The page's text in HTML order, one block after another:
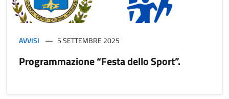
AVVISI 5 SETTEMBRE 2025
Programmazione “Festa dello Sport”.